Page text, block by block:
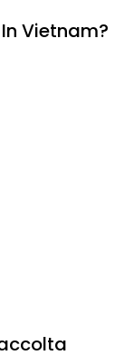
Vietnam?